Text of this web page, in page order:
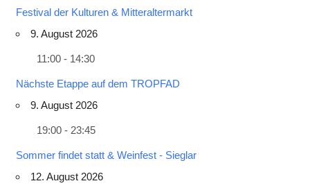
Festival der Kulturen & Mitteraltermarkt
9. August 2026
11:00 - 14:30
Nächste Etappe auf dem TROPFAD
9. August 2026
19:00 - 23:45
Sommer findet statt & Weinfest - Sieglar
12. August 2026